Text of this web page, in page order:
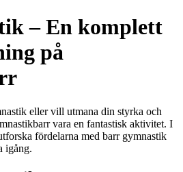
– En komplett
på
eller vill utmana din styrka och
vara en fantastisk aktivitet. I
fördelarna med barr gymnastik
igång.